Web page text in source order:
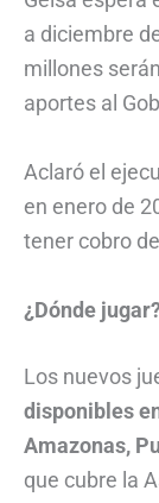
a diciembre
millones
aportes al
Aclaró el
en enero de
tener cobro
¿Dónde
Los nuevos
disponibles
Amazonas,
que cubre la